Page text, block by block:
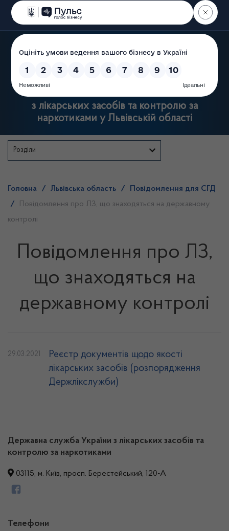
Пошук
з лікарських засобів та контролю за
наркотиками у Львівській області
Розділи
Головна / Львівська область /
Повідомлення для СГД
/
Повідомлення про ЛЗ, що знаходяться на державному
контролі
Повідомлення про ЛЗ,
що знаходяться на
державному контролі
29.03.2021
Реєстр документів щодо якості
лікарських засобів (розпорядження
Держлікслужби)
Державна служба України з лікарських засобів та
контролю за наркотиками
03115, м. Київ, просп. Берестейський, 120-А
Телефони